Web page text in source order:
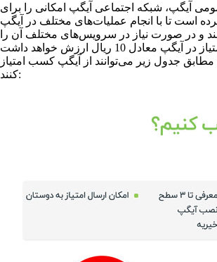
آیگپ، شبکه اجتماعی آیگپ امکانی را برای
است تا با انجام عملیات‌های مختلف در آیگپ
و در صورت نیاز در سرویس‌های مختلف آن را
مطابق جدول زیر می‌توانند از آیگپ کسب امتیاز
کنند: